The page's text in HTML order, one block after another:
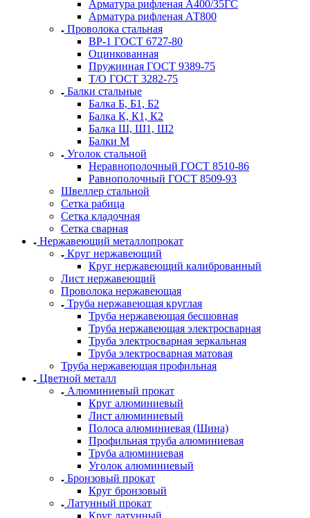
Арматура рифленая А400/35ГС
Арматура рифленая АТ800
Проволока стальная
ВР-1 ГОСТ 6727-80
Оцинкованная
Пружинная ГОСТ 9389-75
Т/О ГОСТ 3282-75
Балки стальные
Балка Б, Б1, Б2
Балка К, К1, К2
Балка Ш, Ш1, Ш2
Балки М
Уголок стальной
Неравнополочный ГОСТ 8510-86
Равнополочный ГОСТ 8509-93
Швеллер стальной
Сетка рабица
Сетка кладочная
Сетка сварная
Нержавеющий металлопрокат
Круг нержавеющий
Круг нержавеющий калиброванный
Лист нержавеющий
Проволока нержавеющая
Труба нержавеющая круглая
Труба нержавеющая бесшовная
Труба нержавеющая электросварная
Труба электросварная зеркальная
Труба электросварная матовая
Труба нержавеющая профильная
Цветной металл
Алюминиевый прокат
Круг алюминиевый
Лист алюминиевый
Полоса алюминиевая (Шина)
Профильная труба алюминиевая
Труба алюминиевая
Уголок алюминиевый
Бронзовый прокат
Круг бронзовый
Латунный прокат
Круг латунный